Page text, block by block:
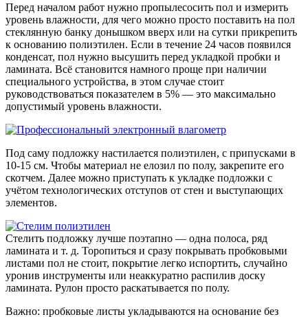
Перед началом работ нужно пропылесосить пол и измерить
уровень влажности, для чего можно просто поставить на пол
стеклянную банку донышком вверх или на сутки прикрепить
к основанию полиэтилен. Если в течение 24 часов появился
конденсат, пол нужно высушить перед укладкой пробки и
ламината. Всё становится намного проще при наличии
специального устройства, в этом случае стоит
руководствоваться показателем в 5% — это максимально
допустимый уровень влажности.
Под саму подложку настилается полиэтилен, с припусками в
10-15 см. Чтобы материал не елозил по полу, закрепите его
скотчем. Далее можно приступать к укладке подложки с
учётом технологических отступов от стен и выступающих
элементов.
Стелить подложку лучше поэтапно — одна полоса, ряд
ламината и т. д. Торопиться и сразу покрывать пробковыми
листами пол не стоит, покрытие легко испортить, случайно
уронив инструменты или неаккуратно распилив доску
ламината. Рулон просто раскатывается по полу.
Важно: пробковые листы укладываются на основание без